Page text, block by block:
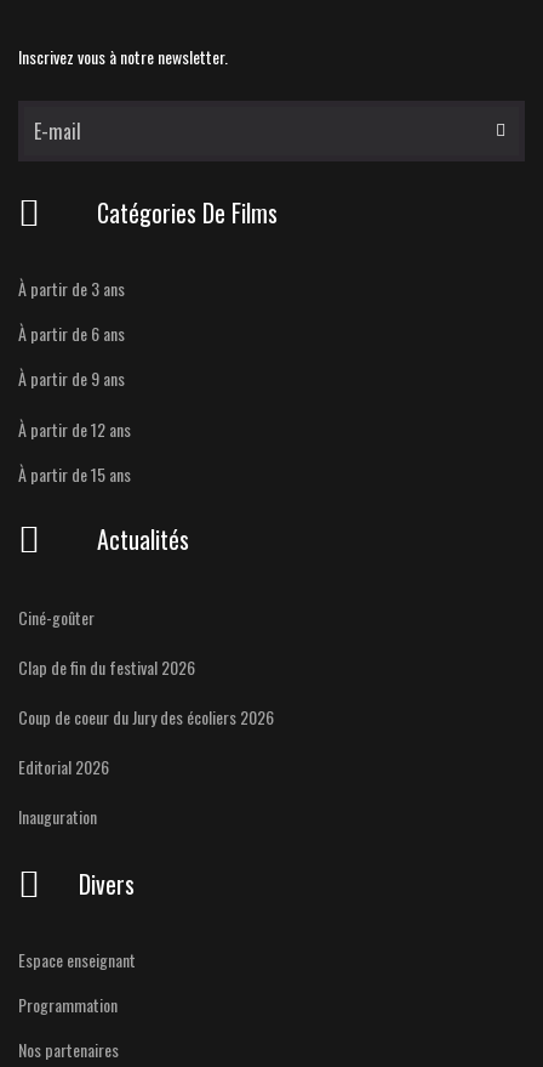
Inscrivez vous à notre newsletter.
Catégories De Films
À partir de 3 ans
À partir de 6 ans
À partir de 9 ans
À partir de 12 ans
À partir de 15 ans
Actualités
Ciné-goûter
Clap de fin du festival 2026
Coup de coeur du Jury des écoliers 2026
Editorial 2026
Inauguration
Divers
Espace enseignant
Programmation
Nos partenaires